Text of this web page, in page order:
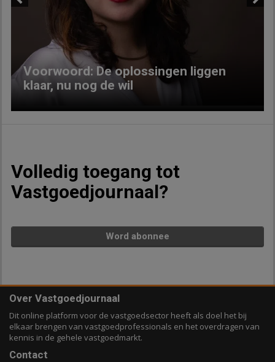
Voorwoord: De oplossingen liggen
klaar, nu nog de wil
Volledig toegang tot
Vastgoedjournaal?
Word abonnee
Over Vastgoedjournaal
Dit online platform voor de vastgoedsector heeft als doel het bij
elkaar brengen van vastgoedprofessionals en het overdragen van
kennis in de gehele vastgoedmarkt.
Contact